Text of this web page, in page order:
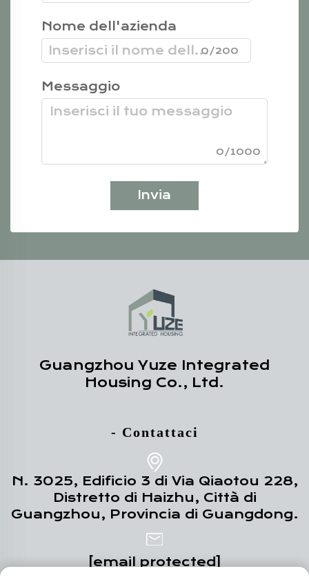
Nome dell'azienda
0/200
Messaggio
0/1000
Invia
Guangzhou Yuze Integrated
Housing Co., Ltd.
- Contattaci
N. 3025, Edificio 3 di Via Qiaotou 228,
Distretto di Haizhu, Città di
Guangzhou, Provincia di Guangdong.
[email protected]